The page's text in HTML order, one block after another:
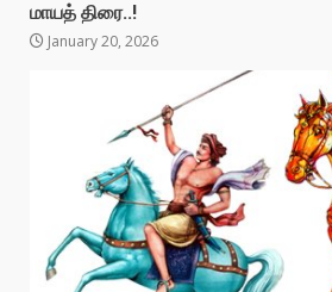
மாயத் திரை..!
January 20, 2026